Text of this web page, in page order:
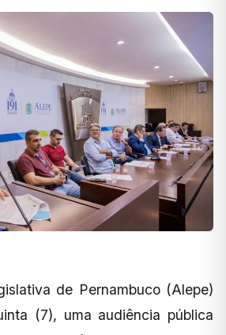
de Pernambuco (Alepe)
(7), uma audiência pública